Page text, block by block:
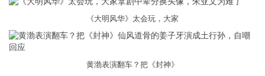
《大明风华》太会玩，大家
黄渤表演翻车？把《封神》